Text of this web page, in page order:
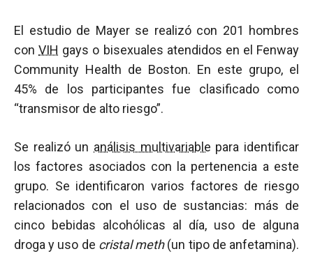
El estudio de Mayer se realizó con 201 hombres
conVIH gays o bisexuales atendidos en el Fenway
Community Health de Boston. En este grupo, el
45% de los participantes fue clasificado como
“transmisor de alto riesgo”.
Se realizó un análisis multivariable para identificar
los factores asociados con la pertenencia a este
grupo. Se identificaron varios factores de riesgo
relacionados con el uso de sustancias: más de
cinco bebidas alcohólicas al día, uso de alguna
droga y uso de cristal meth(un tipo de anfetamina).